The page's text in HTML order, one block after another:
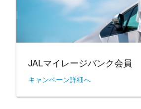
JALマイレージバンク会員
キャンペーン詳細へ